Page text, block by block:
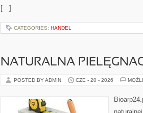
[…]
CATEGORIES: HANDEL
NATURALNA
POSTED BY ADMIN CZE - 20 - 2026